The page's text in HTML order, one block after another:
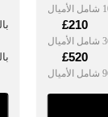
£210
£520